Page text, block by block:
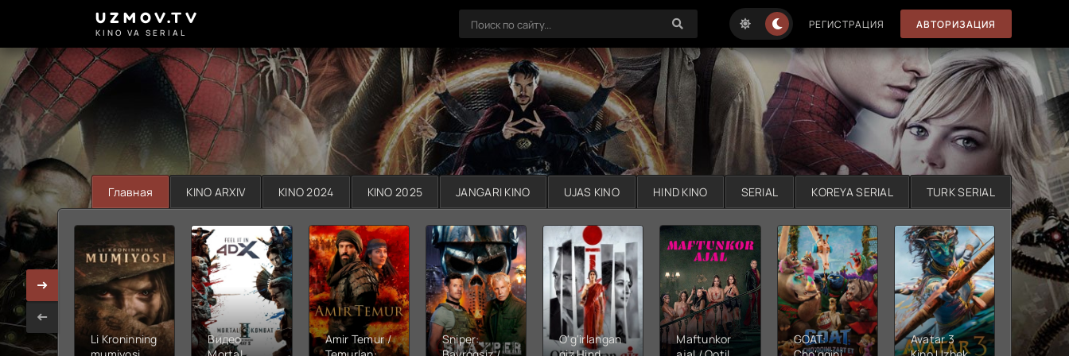
UZMOV.TV
KINO VA SERIAL
РЕГИСТРАЦИЯ АВТОРИЗАЦИЯ
Главная KINO ARXIV KINO 2024 KINO 2025 JANGARI KINO UJAS KINO HIND KINO SERIAL KOREYA SERIAL TURK SERIAL
Li Kroninning
Видео
Amir Temur /
Sniper:
O'g'irlangan
Maftunkor
GOAT:
Avatar 3